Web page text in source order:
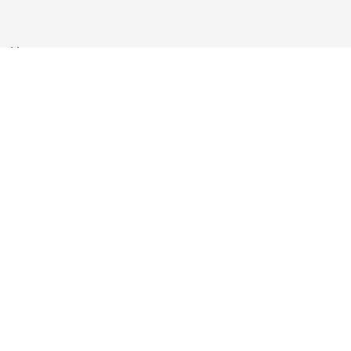
Meer
individuell zu gestalten und zu verwalten, um die